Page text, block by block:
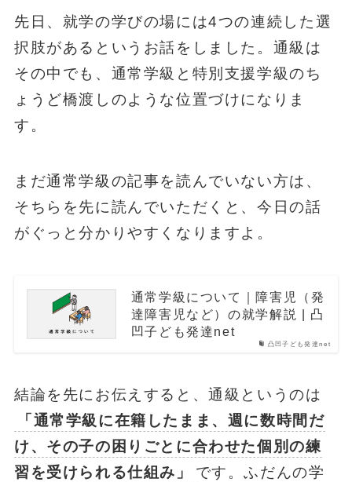
先日、就学の学びの場には4つの連続した選
択肢があるというお話をしました。通級は
その中でも、通常学級と特別支援学級のち
ょうど橋渡しのような位置づけになりま
す。
まだ通常学級の記事を読んでいない方は、
そちらを先に読んでいただくと、今日の話
がぐっと分かりやすくなりますよ。
凸凹子ども発達net
通常学級について｜障害児（発
達障害児など）の就学解説 | 凸
凹子ども発達net
結論を先にお伝えすると、通級というのは
「通常学級に在籍したまま、週に数時間だ
け、その子の困りごとに合わせた個別の練
習を受けられる仕組み」
です。ふだんの学